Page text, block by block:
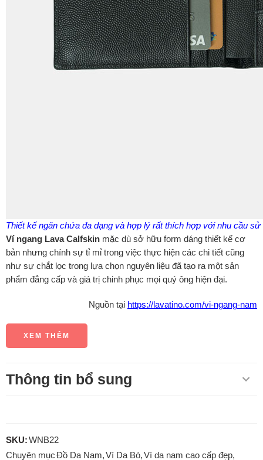
Thiết kế ngăn chứa đa dạng và hợp lý rất thích hợp với nhu cầu sử
Ví ngang Lava Calfskin mặc dù sở hữu form dáng thiết kế cơ
bản nhưng chính sự tỉ mỉ trong việc thực hiện các chi tiết cũng
như sự chắt lọc trong lựa chọn nguyên liệu đã tạo ra một sản
phẩm đẳng cấp và giá trị chinh phục mọi quý ông hiện đại.
Nguồn tại https://lavatino.com/vi-ngang-nam
XEM THÊM
Thông tin bổ sung
SKU:WNB22
Chuyên mụcĐồ Da Nam,Ví Da Bò,Ví da nam cao cấp đẹp,